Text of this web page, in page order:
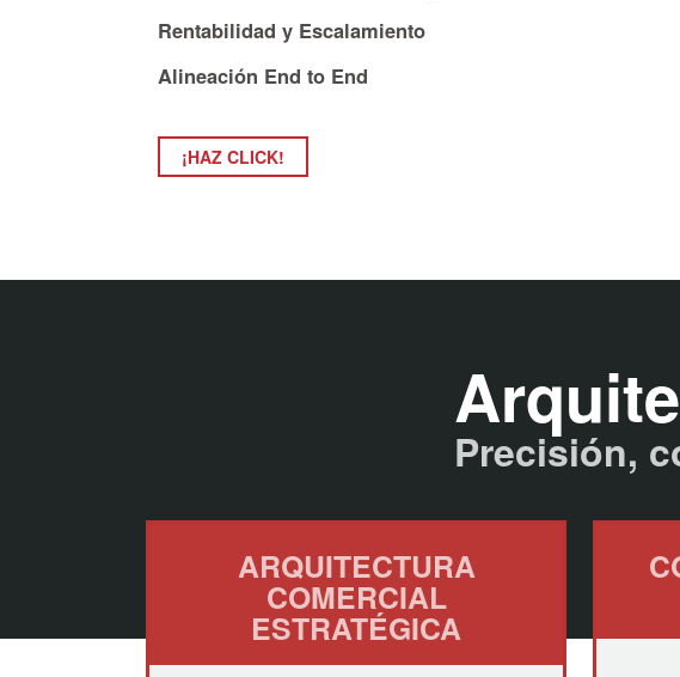
Rentabilidad y Escalamiento
Alineación End to End
¡HAZ CLICK!
Precisión,
ARQUITECTURA
COMERCIAL
ESTRATÉGICA